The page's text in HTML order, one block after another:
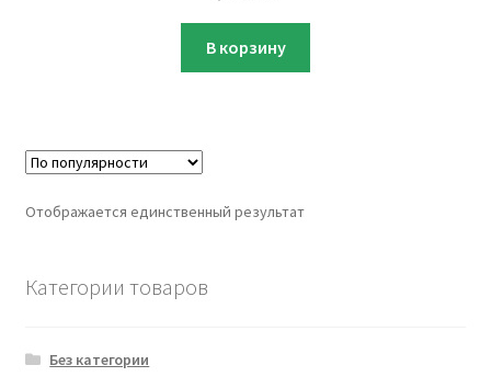
В корзину
Отображается единственный результат
Категории товаров
Без категории